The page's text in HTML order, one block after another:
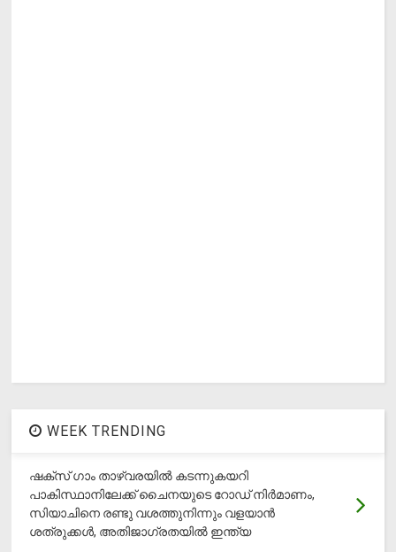
WEEK TRENDING
ഷക്സ് ​ഗാം താഴ്‌വരയിൽ കടന്നുകയറി
പാകിസ്ഥാനിലേക്ക് ചൈനയുടെ റോഡ് നിർമാണം,
സിയാചിനെ രണ്ടു വശത്തുനിന്നും വളയാൻ
ശത്രുക്കൾ, അതിജാ​ഗ്രതയിൽ ഇന്ത്യ